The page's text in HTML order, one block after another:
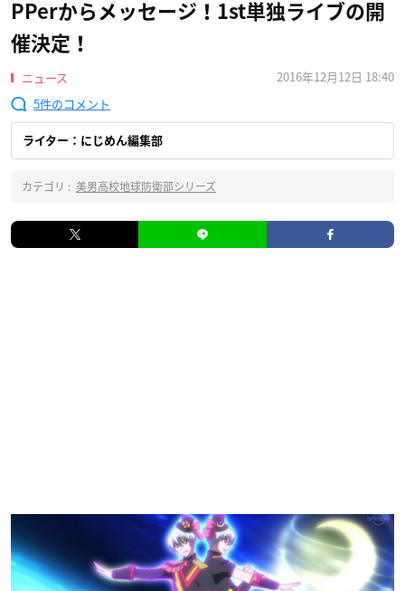
PPerからメッセージ！1st単独ライブの開
催決定！
ニュース
2016年12月12日 18:40
5
ライター：にじめん編集部
カテゴリ : 美男高校地球防衛部シリーズ